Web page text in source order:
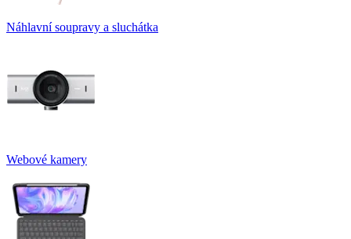
Náhlavní soupravy a sluchátka
Webové kamery